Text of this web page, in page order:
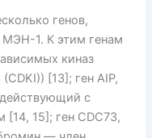
генов,
МЭН-1. К этим генам
киназ
[13]; ген AIP,
с
15]; ген CDC73,